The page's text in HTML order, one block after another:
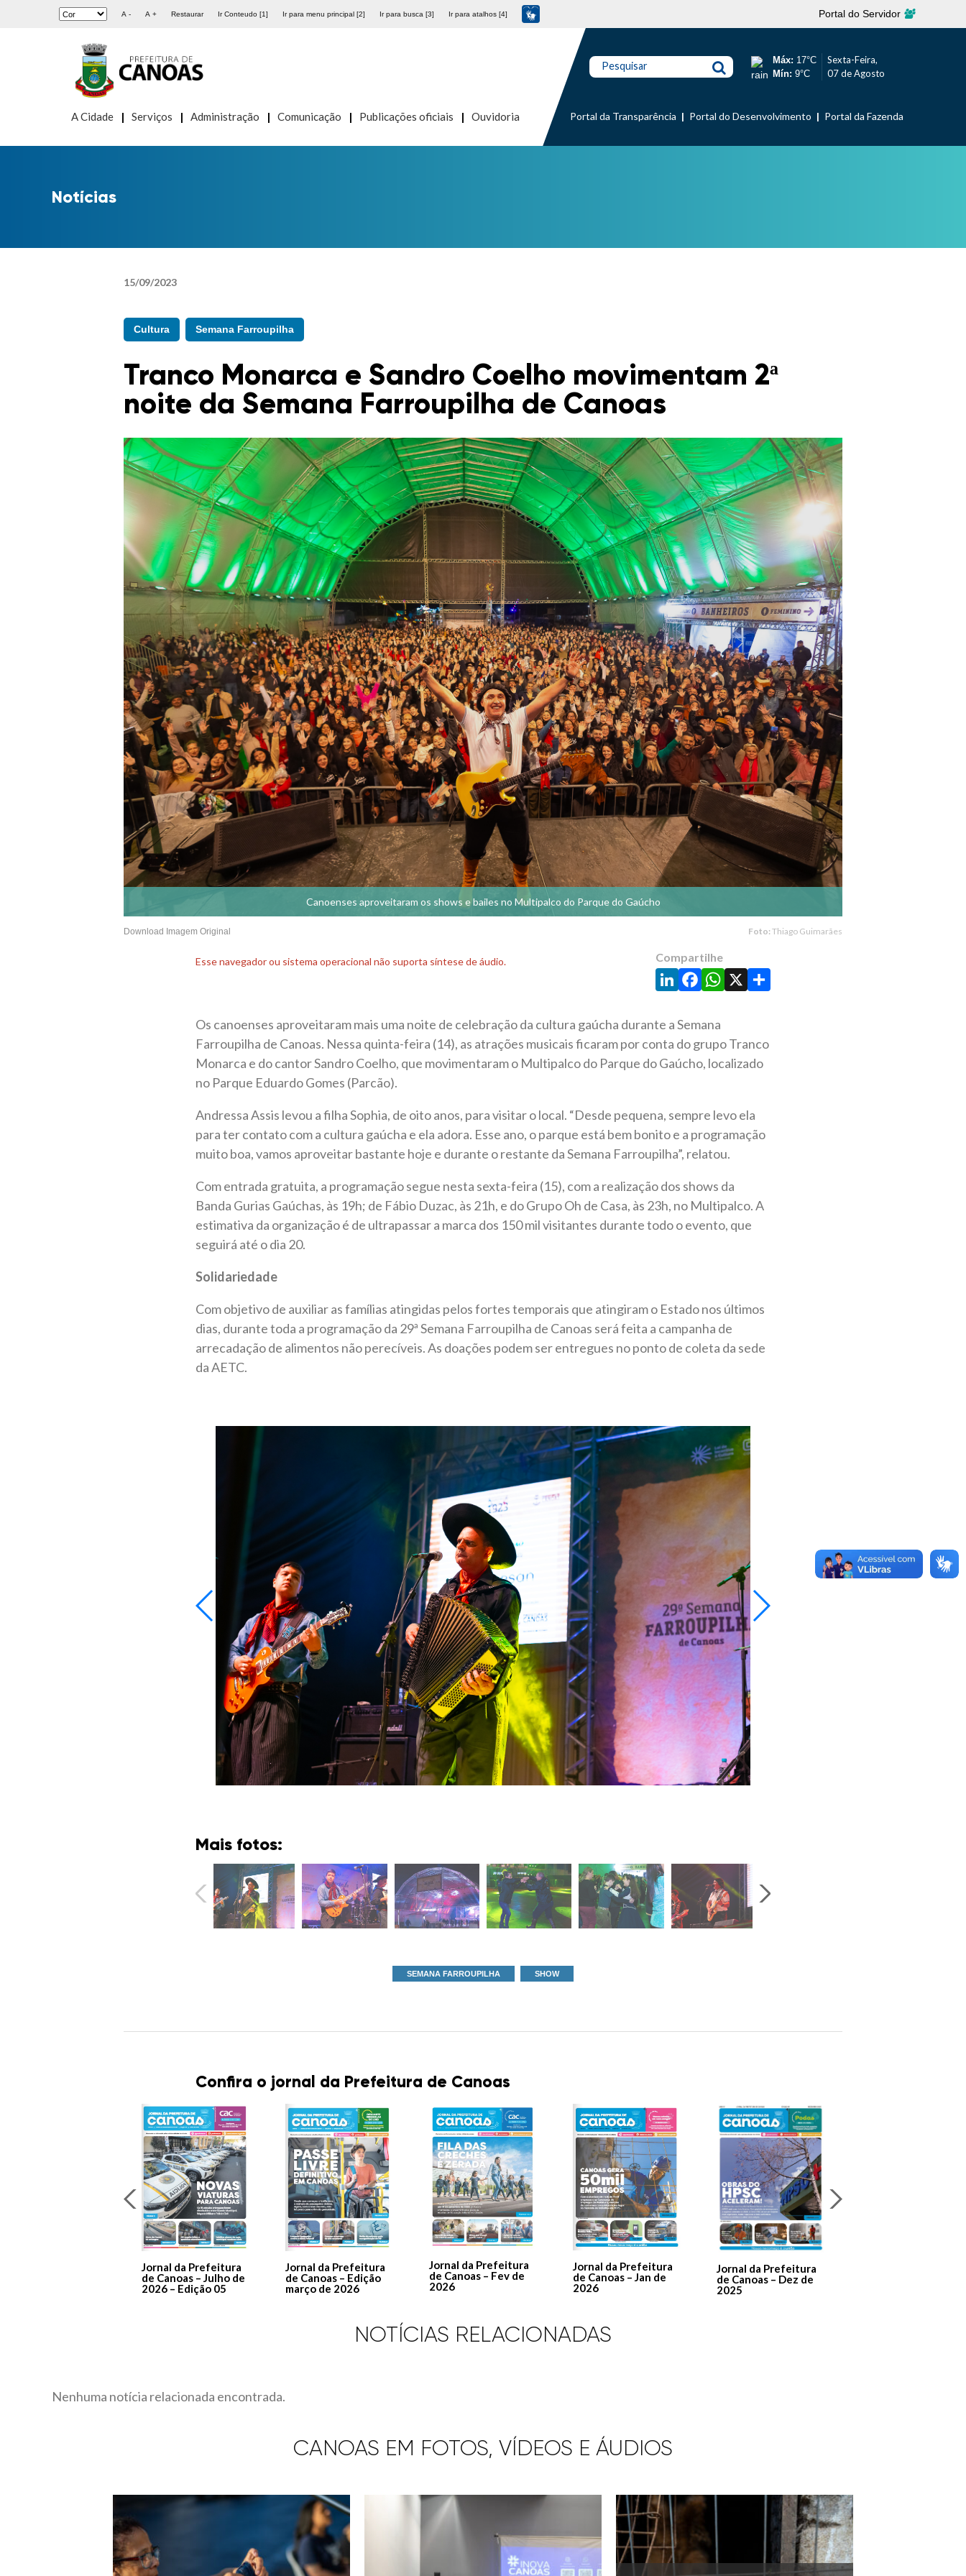
A - A + Restaurar Ir Conteudo [1] Ir para menu principal [2] Ir para busca [3] Ir para atalhos [4] Portal do Servidor
A Cidade Serviços Administração Comunicação Publicações oficiais Ouvidoria
Pesquisar Máx: 17°C
Mín: 9°C
Sexta-Feira,
07 de Agosto
Portal da Transparência Portal do Desenvolvimento Portal da Fazenda
Notícias
15/09/2023
Cultura Semana Farroupilha
Tranco Monarca e Sandro Coelho movimentam 2ª
noite da Semana Farroupilha de Canoas
Canoenses aproveitaram os shows e bailes no Multipalco do Parque do Gaúcho
Download Imagem Original Foto: Thiago Guimarães
Esse navegador ou sistema operacional não suporta síntese de áudio. Compartilhe
LinkedIn
Facebook
WhatsApp
X Share
Os canoenses aproveitaram mais uma noite de celebração da cultura gaúcha durante a Semana
Farroupilha de Canoas. Nessa quinta-feira (14), as atrações musicais ficaram por conta do grupo Tranco
Monarca e do cantor Sandro Coelho, que movimentaram o Multipalco do Parque do Gaúcho, localizado
no Parque Eduardo Gomes (Parcão).
Andressa Assis levou a filha Sophia, de oito anos, para visitar o local. “Desde pequena, sempre levo ela
para ter contato com a cultura gaúcha e ela adora. Esse ano, o parque está bem bonito e a programação
muito boa, vamos aproveitar bastante hoje e durante o restante da Semana Farroupilha”, relatou.
Com entrada gratuita, a programação segue nesta sexta-feira (15), com a realização dos shows da
Banda Gurias Gaúchas, às 19h; de Fábio Duzac, às 21h, e do Grupo Oh de Casa, às 23h, no Multipalco. A
estimativa da organização é de ultrapassar a marca dos 150 mil visitantes durante todo o evento, que
seguirá até o dia 20.
Solidariedade
Com objetivo de auxiliar as famílias atingidas pelos fortes temporais que atingiram o Estado nos últimos
dias, durante toda a programação da 29ª Semana Farroupilha de Canoas será feita a campanha de
arrecadação de alimentos não perecíveis. As doações podem ser entregues no ponto de coleta da sede
da AETC.
Mais fotos:
SEMANA FARROUPILHA SHOW
Confira o jornal da Prefeitura de Canoas
Jornal da Prefeitura
de Canoas – Julho de
2026 – Edição 05
Jornal da Prefeitura
de Canoas – Edição
março de 2026
Jornal da Prefeitura
de Canoas – Fev de
2026
Jornal da Prefeitura
de Canoas – Jan de
2026
Jornal da Prefeitura
de Canoas – Dez de
2025
NOTÍCIAS RELACIONADAS
Nenhuma notícia relacionada encontrada.
CANOAS EM FOTOS, VÍDEOS E ÁUDIOS